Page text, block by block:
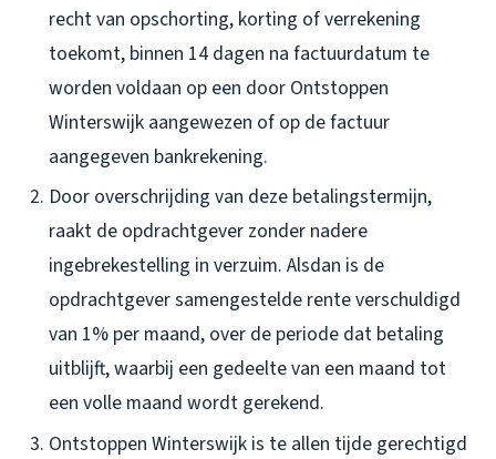
recht van opschorting, korting of verrekening
toekomt, binnen 14 dagen na factuurdatum te
worden voldaan op een door Ontstoppen
Winterswijk aangewezen of op de factuur
aangegeven bankrekening.
Door overschrijding van deze betalingstermijn,
raakt de opdrachtgever zonder nadere
ingebrekestelling in verzuim. Alsdan is de
opdrachtgever samengestelde rente verschuldigd
van 1% per maand, over de periode dat betaling
uitblijft, waarbij een gedeelte van een maand tot
een volle maand wordt gerekend.
Ontstoppen Winterswijk is te allen tijde gerechtigd